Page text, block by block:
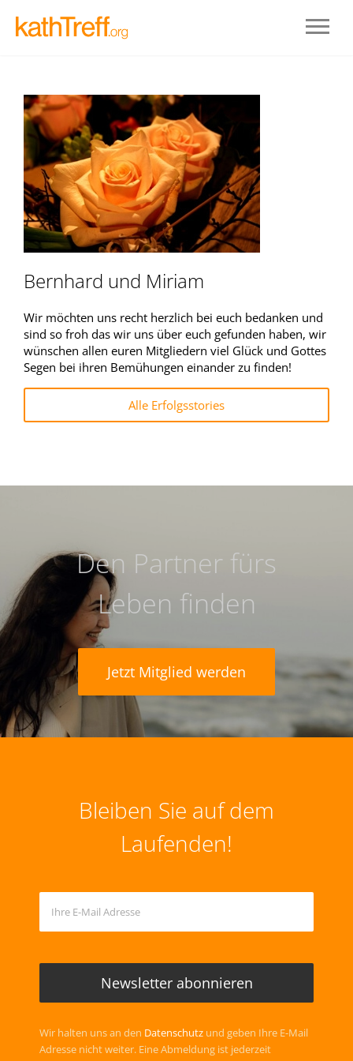
Einloggen
JETZT MITGLIED WERDEN
Bernhard und Miriam
Wir möchten uns recht herzlich bei euch bedanken und
sind so froh das wir uns über euch gefunden haben, wir
wünschen allen euren Mitgliedern viel Glück und Gottes
Segen bei ihren Bemühungen einander zu finden!
Alle Erfolgsstories
Den Partner fürs
Leben finden
Jetzt Mitglied werden
Bleiben Sie auf dem
Laufenden!
Wir halten uns an den Datenschutz und geben Ihre E-Mail
Adresse nicht weiter. Eine Abmeldung ist jederzeit